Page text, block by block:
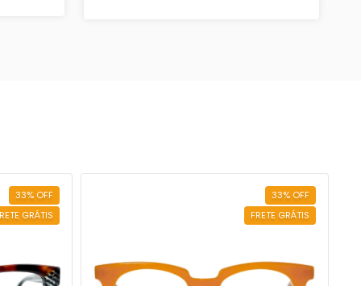
33% OFF
GRÁTIS
33% OFF
FRETE GRÁTIS